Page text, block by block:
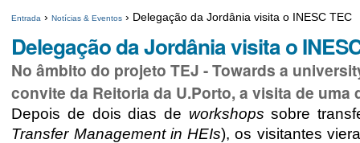
para
a
navegação
Entrada › Notícias & Eventos › Delegação da Jordânia visita o INESC TEC
Delegação da Jordânia visita o
No âmbito do projeto TEJ - Towards a
convite da Reitoria da U.Porto, a visita de
Depois de dois dias de workshopssobre
Transfer Management in HEIs), os visitantes